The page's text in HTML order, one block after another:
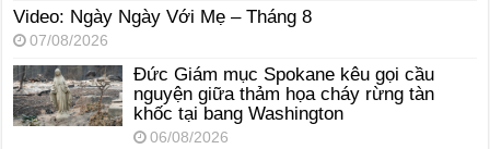
Video: Ngày Ngày Với Mẹ – Tháng 8
07/08/2026
Đức Giám mục Spokane kêu gọi cầu
nguyện giữa thảm họa cháy rừng tàn
khốc tại bang Washington
06/08/2026